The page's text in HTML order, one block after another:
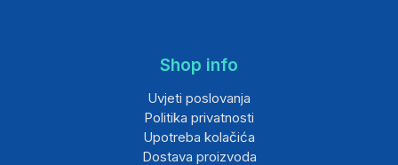
Shop info
Uvjeti poslovanja
Politika privatnosti
Upotreba kolačića
Dostava proizvoda